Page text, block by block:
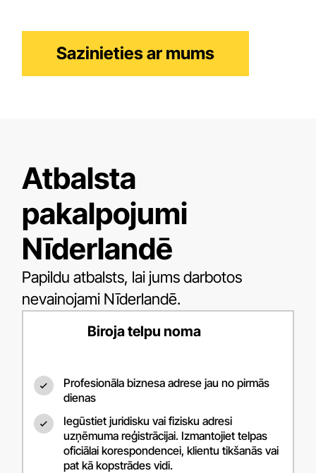
Sazinieties ar mums
Atbalsta
pakalpojumi
Nīderlandē
Papildu atbalsts, lai jums darbotos
nevainojami Nīderlandē.
Biroja telpu noma
Profesionāla biznesa adrese jau no pirmās
dienas
Iegūstiet juridisku vai fizisku adresi
uzņēmuma reģistrācijai. Izmantojiet telpas
oficiālai korespondencei, klientu tikšanās vai
pat kā kopstrādes vidi.